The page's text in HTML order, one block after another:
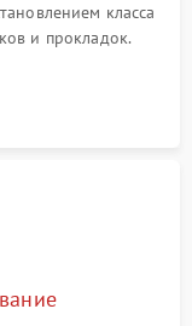
класса
и прокладок.
эталонному
температур.